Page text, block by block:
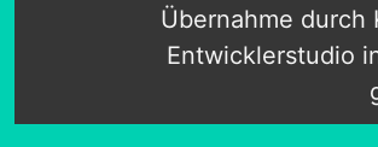
Übernahme durch
Entwicklerstudio